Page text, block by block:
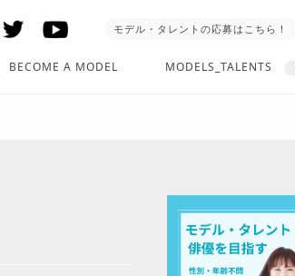
モデル・タレントの応募はこちら！
BECOME A MODEL MODELS_TALENTS